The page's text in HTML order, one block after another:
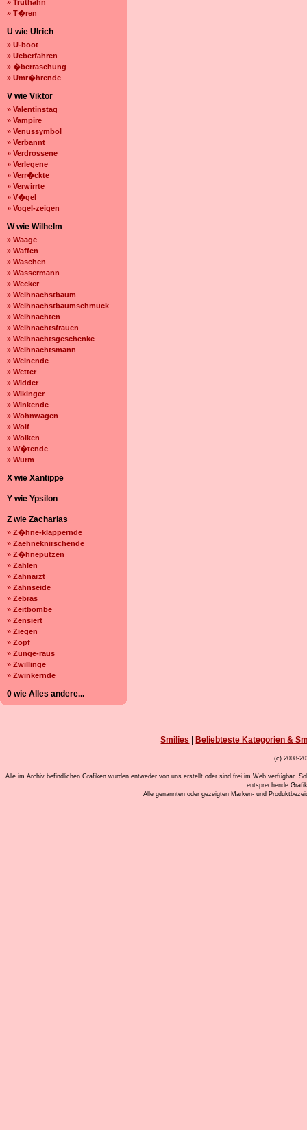
» Truthahn
» T�ren
U wie Ulrich
» U-boot
» Ueberfahren
» �berraschung
» Umr�hrende
V wie Viktor
» Valentinstag
» Vampire
» Venussymbol
» Verbannt
» Verdrossene
» Verlegene
» Verr�ckte
» Verwirrte
» V�gel
» Vogel-zeigen
W wie Wilhelm
» Waage
» Waffen
» Waschen
» Wassermann
» Wecker
» Weihnachstbaum
» Weihnachstbaumschmuck
» Weihnachten
» Weihnachtsfrauen
» Weihnachtsgeschenke
» Weihnachtsmann
» Weinende
» Wetter
» Widder
» Wikinger
» Winkende
» Wohnwagen
» Wolf
» Wolken
» W�tende
» Wurm
X wie Xantippe
Y wie Ypsilon
Z wie Zacharias
» Z�hne-klappernde
» Zaehneknirschende
» Z�hneputzen
» Zahlen
» Zahnarzt
» Zahnseide
» Zebras
» Zeitbombe
» Zensiert
» Ziegen
» Zopf
» Zunge-raus
» Zwillinge
» Zwinkernde
0 wie Alles andere...
Smilies Beliebteste Kategorien &
(c) 2008-
Alle im Archiv befindlichen Grafiken wurden entweder von uns erstellt oder sind frei im Web verfügbar.
entsprechende
Alle genannten oder gezeigten Marken- und